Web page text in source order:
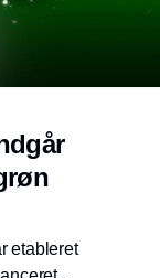
etableret